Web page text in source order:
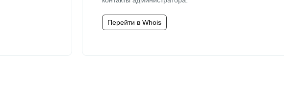
Перейти в Whois